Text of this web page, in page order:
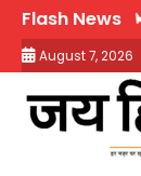
Skip
content
Flash News
और सुरक्षा का संदेश
August 7, 2026